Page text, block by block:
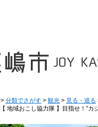
> 分類でさがす > 観光 > 見る・巡る
【 地域おこし協力隊 】目指せ！”カ